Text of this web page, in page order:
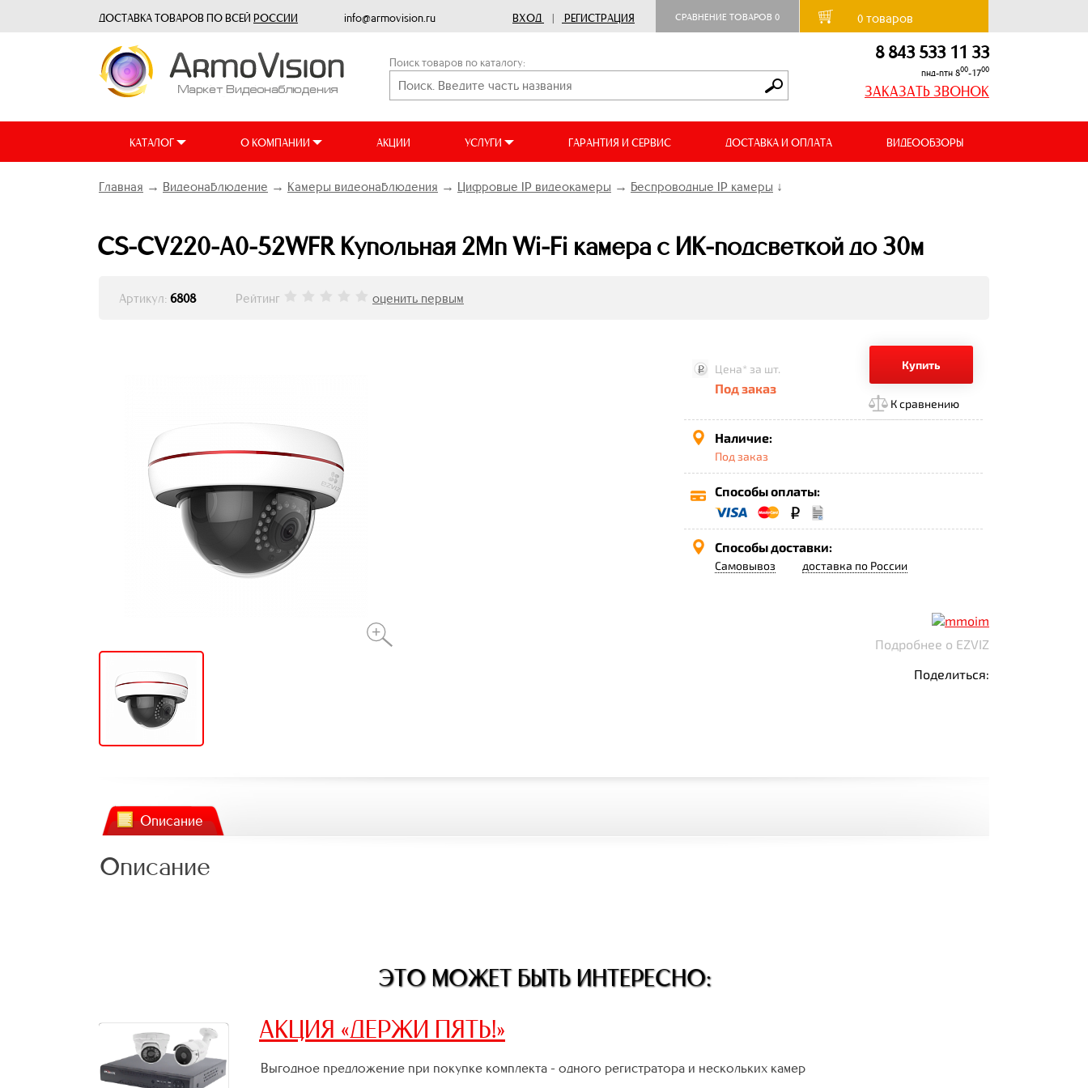
ДОСТАВКА ТОВАРОВ ПО ВСЕЙ РОССИИ info@armovision.ru ВХОД | РЕГИСТРАЦИЯ СРАВНЕНИЕ ТОВАРОВ 0 0товаров
Поиск товаров по каталогу: 8 843 533 11 33
пнд-птн 800-1700
ЗАКАЗАТЬ ЗВОНОК
КАТАЛОГ О КОМПАНИИ АКЦИИ УСЛУГИ ГАРАНТИЯ И СЕРВИС ДОСТАВКА И ОПЛАТА ВИДЕООБЗОРЫ
Главная → Видеонаблюдение → Камеры видеонаблюдения → Цифровые IP видеокамеры → Беспроводные IP камеры ↓
CS-CV220-A0-52WFR Купольная 2Мп Wi-Fi камера c ИК-подсветкой до 30м
Артикул: 6808 Рейтинг оценить первым
Купить
Цена* за шт.
Под заказ
К сравнению
Наличие:
Под заказ
Способы оплаты:
Способы доставки:
Самовывоз доставка по России
Подробнее о EZVIZ
Поделиться:
Описание
Описание
ЭТО МОЖЕТ БЫТЬ ИНТЕРЕСНО:
АКЦИЯ «ДЕРЖИ ПЯТЬ!»
Выгодное предложение при покупке комплекта - одного регистратора и нескольких камер